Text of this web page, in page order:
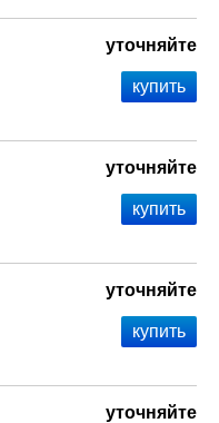
уточняйте
уточняйте
уточняйте
уточняйте